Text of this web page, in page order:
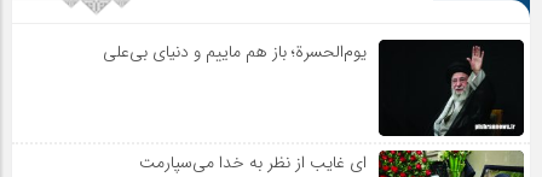
یوم‌الحسرة؛ باز هم ماییم و دنیای بی‌علی
ای غایب از نظر به خدا می‌سپارمت